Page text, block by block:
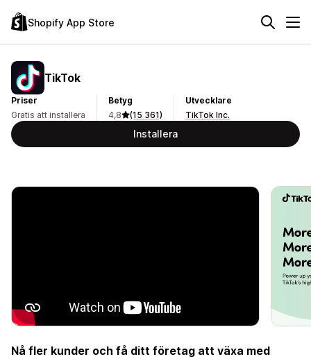
Shopify App Store
TikTok
Priser
Gratis att installera
Betyg
4,8
(15 361)
Utvecklare
TikTok Inc.
Installera
Nå fler kunder och få ditt företag att växa med